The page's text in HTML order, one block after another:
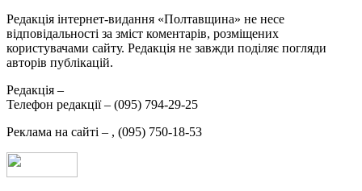
Редакція інтернет-видання «Полтавщина» не несе
відповідальності за зміст коментарів, розміщених
користувачами сайту. Редакція не завжди поділяє погляди
авторів публікацій.
Редакція –
Телефон редакції – (095) 794-29-25
Реклама на сайті – , (095) 750-18-53